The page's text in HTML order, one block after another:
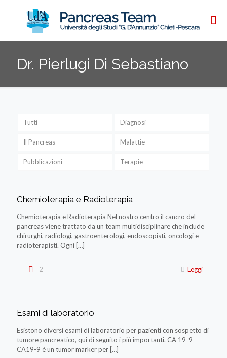
Dr. Pierlugi Di Sebastiano
Tutti Diagnosi
Il Pancreas Malattie
Pubblicazioni Terapie
Chemioterapia e Radioterapia
Chemioterapia e Radioterapia Nel nostro centro il cancro del
pancreas viene trattato da un team multidisciplinare che include
chirurghi, radiologi, gastroenterologi, endoscopisti, oncologi e
radioterapisti. Ogni […]
2 Leggi
Esami di laboratorio
Esistono diversi esami di laboratorio per pazienti con sospetto di
tumore pancreatico, qui di seguito i più importanti. CA 19-9
CA19-9 è un tumor marker per […]